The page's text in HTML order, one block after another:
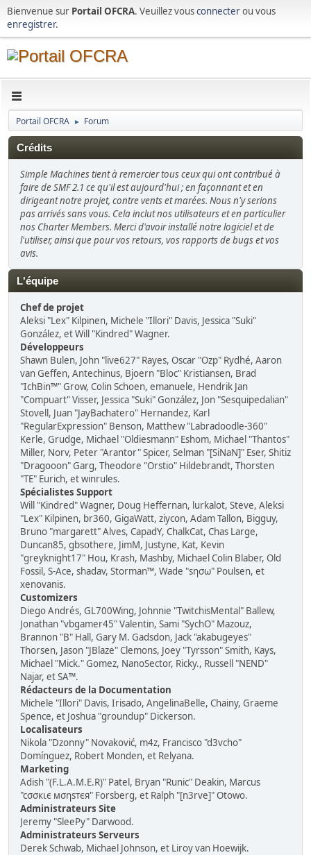
Bienvenue sur Portail OFCRA. Veuillez vousconnecterou vous
enregistrer.
Portail OFCRA ► Forum
Crédits
Simple Machines tient à remercier tous ceux qui ont contribué à
faire de SMF 2.1 ce qu'il est aujourd'hui ; en façonnant et en
dirigeant notre projet, contre vents et marées. Nous n'y serions
pas arrivés sans vous. Cela inclut nos utilisateurs et en particulier
nos Charter Members. Merci d'avoir installé notre logiciel et de
l'utiliser, ainsi que pour vos retours, vos rapports de bugs et vos
avis.
L'équipe
Chef de projet
Aleksi "Lex" Kilpinen, Michele "Illori" Davis, Jessica "Suki"
González, et Will "Kindred" Wagner.
Développeurs
Shawn Bulen, John "live627" Rayes, Oscar "Ozp" Rydhé, Aaron
van Geffen, Antechinus, Bjoern "Bloc" Kristiansen, Brad
"IchBin™" Grow, Colin Schoen, emanuele, Hendrik Jan
"Compuart" Visser, Jessica "Suki" González, Jon "Sesquipedalian"
Stovell, Juan "JayBachatero" Hernandez, Karl
"RegularExpression" Benson, Matthew "Labradoodle-360"
Kerle, Grudge, Michael "Oldiesmann" Eshom, Michael "Thantos"
Miller, Norv, Peter "Arantor" Spicer, Selman "[SiNaN]" Eser, Shitiz
"Dragooon" Garg, Theodore "Orstio" Hildebrandt, Thorsten
"TE" Eurich, et winrules.
Spécialistes Support
Will "Kindred" Wagner, Doug Heffernan, lurkalot, Steve, Aleksi
"Lex" Kilpinen, br360, GigaWatt, ziycon, Adam Tallon, Bigguy,
Bruno "margarett" Alves, CapadY, ChalkCat, Chas Large,
Duncan85, gbsothere, JimM, Justyne, Kat, Kevin
"greyknight17" Hou, Krash, Mashby, Michael Colin Blaber, Old
Fossil, S-Ace, shadav, Storman™, Wade "sησω" Poulsen, et
xenovanis.
Customizers
Diego Andrés, GL700Wing, Johnnie "TwitchisMental" Ballew,
Jonathan "vbgamer45" Valentin, Sami "SychO" Mazouz,
Brannon "B" Hall, Gary M. Gadsdon, Jack "akabugeyes"
Thorsen, Jason "JBlaze" Clemons, Joey "Tyrsson" Smith, Kays,
Michael "Mick." Gomez, NanoSector, Ricky., Russell "NEND"
Najar, et SA™.
Rédacteurs de la Documentation
Michele "Illori" Davis, Irisado, AngelinaBelle, Chainy, Graeme
Spence, et Joshua "groundup" Dickerson.
Localisateurs
Nikola "Dzonny" Novaković, m4z, Francisco "d3vcho"
Domínguez, Robert Monden, et Relyana.
Marketing
Adish "(F.L.A.M.E.R)" Patel, Bryan "Runic" Deakin, Marcus
"cσσкιє мσηѕтєя" Forsberg, et Ralph "[n3rve]" Otowo.
Administrateurs Site
Jeremy "SleePy" Darwood.
Administrateurs Serveurs
Derek Schwab, Michael Johnson, et Liroy van Hoewijk.